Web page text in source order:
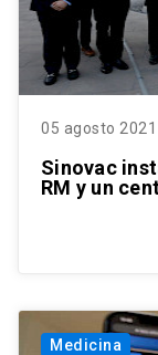
05 agosto 2021
Sinovac
RM y un
Medicina